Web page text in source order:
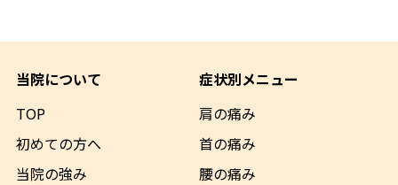
当院について
TOP
初めての方へ
当院の強み
症状別メニュー
肩の痛み
首の痛み
腰の痛み